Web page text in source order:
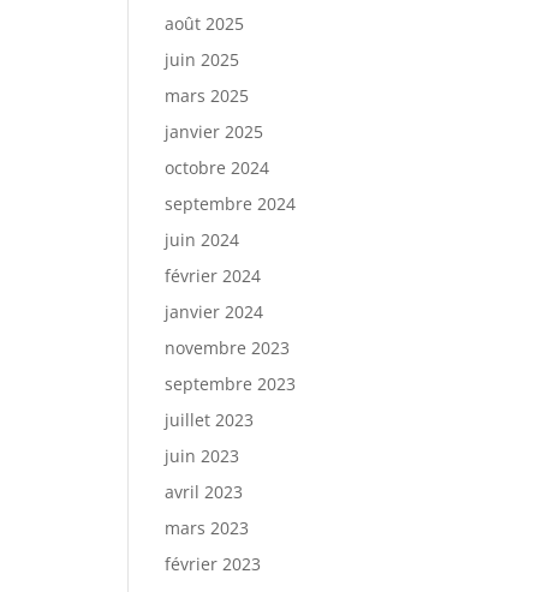
août 2025
juin 2025
mars 2025
janvier 2025
octobre 2024
septembre 2024
juin 2024
février 2024
janvier 2024
novembre 2023
septembre 2023
juillet 2023
juin 2023
avril 2023
mars 2023
février 2023